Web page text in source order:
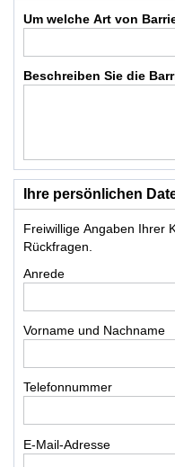
Um welche Art von
Beschreiben Sie die
Ihre persönlichen
Freiwillige Angaben Ihrer
Rückfragen.
Anrede
Vorname und Nachname
Telefonnummer
E-Mail-Adresse